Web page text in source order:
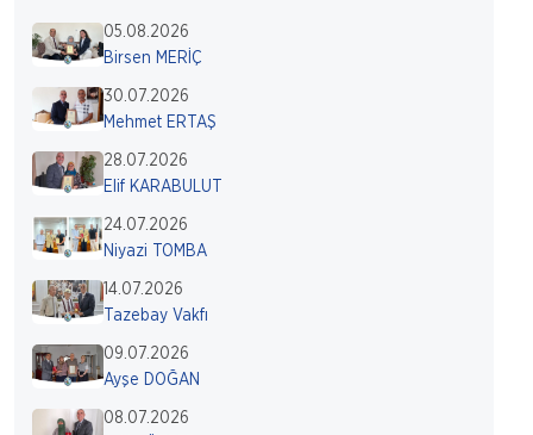
05.08.2026
Birsen MERİÇ
30.07.2026
Mehmet ERTAŞ
28.07.2026
Elif KARABULUT
24.07.2026
Niyazi TOMBA
14.07.2026
Tazebay Vakfı
09.07.2026
Ayşe DOĞAN
08.07.2026